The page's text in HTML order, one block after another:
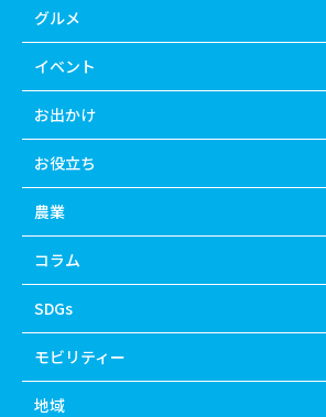
グルメ
イベント
お出かけ
お役立ち
農業
コラム
SDGs
モビリティー
地域